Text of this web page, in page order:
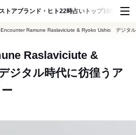
ストアブランド・ヒト22時占い トップ100 スナッ
Encounter Ramune Raslaviciute & Ryoko Ushio デジタル
Raslaviciute &
タル時代に彷徨うア